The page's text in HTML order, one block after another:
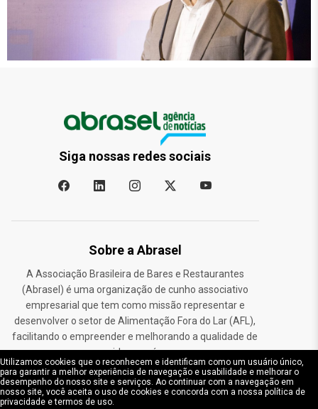
Siga nossas redes sociais
Sobre a Abrasel
A Associação Brasileira de Bares e Restaurantes
(Abrasel) é uma organização de cunho associativo
empresarial que tem como missão representar e
desenvolver o setor de Alimentação Fora do Lar (AFL),
facilitando o empreender e melhorando a qualidade de
vida no país.
Endereço
Utilizamos cookies que o reconhecem e identificam como um usuário único,
para garantir a melhor experiência de navegação e usabilidade e melhorar o
desempenho do nosso site e serviços. Ao continuar com a navegação em
nosso site, você aceita o uso de cookies e concorda com a nossa política de
privacidade e termos de uso.